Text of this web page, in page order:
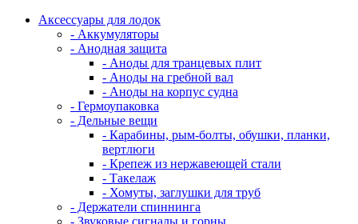
Аксессуары для лодок
- Аккумуляторы
- Анодная защита
- Аноды для транцевых плит
- Аноды на гребной вал
- Аноды на корпус судна
- Гермоупаковка
- Дельные вещи
- Карабины, рым-болты, обушки, планки,
вертлюги
- Крепеж из нержавеющей стали
- Такелаж
- Хомуты, заглушки для труб
- Держатели спиннинга
- Звуковые сигналы и горны